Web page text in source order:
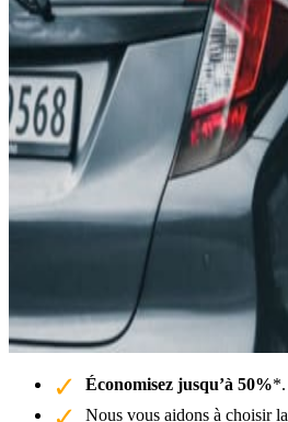
Économisez jusqu’à 50%*.
Nous vous aidons à choisir la